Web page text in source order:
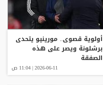
أولوية قصوى.. مورينيو يتحدى
برشلونة ويصر على هذه
الصفقة
2026-06-11 | 11:04 ص